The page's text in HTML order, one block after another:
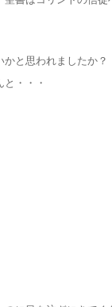
と思われましたか？
・・・